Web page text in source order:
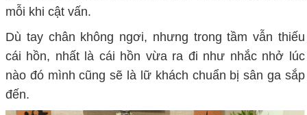
mỗi khi cật vấn.
Dù tay chân không ngơi, nhưng trong tầm vẫn thiếu
cái hồn, nhất là cái hồn vừa ra đi như nhắc nhở lúc
nào đó mình cũng sẽ là lữ khách chuẩn bị sân ga sắp
đến.